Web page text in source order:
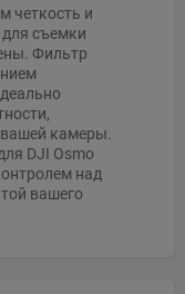
четкость и
съемки
Фильтр
камеры.
DJI Osmo
над
вашего